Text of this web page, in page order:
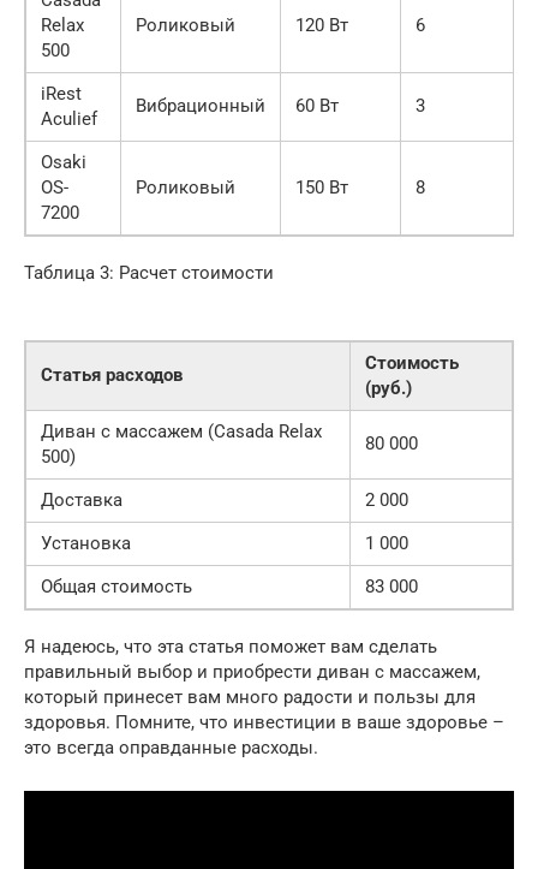
Relax
500
Роликовый 120 Вт 6
iRest
Aculief
Вибрационный 60 Вт 3
Osaki
OS-
7200
Роликовый 150 Вт 8
Таблица 3: Расчет стоимости
Статья расходов
Стоимость
(руб.)
Диван с массажем (Casada Relax
500)
80 000
Доставка
2 000
Установка
1 000
Общая стоимость
83 000
Я надеюсь, что эта статья поможет вам сделать
правильный выбор и приобрести диван с массажем,
который принесет вам много радости и пользы для
здоровья. Помните, что инвестиции в ваше здоровье –
это всегда оправданные расходы.